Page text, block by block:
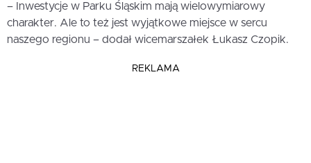
– Inwestycje w Parku Śląskim mają wielowymiarowy
charakter. Ale to też jest wyjątkowe miejsce w sercu
naszego regionu – dodał wicemarszałek Łukasz Czopik.
REKLAMA